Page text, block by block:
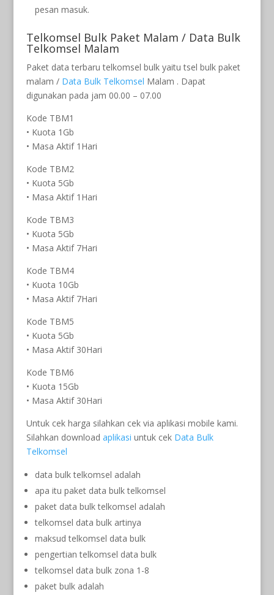
pesan masuk.
Telkomsel Bulk Paket Malam / Data Bulk
Telkomsel Malam
Paket data terbaru telkomsel bulk yaitu tsel bulk paket
malam / Data Bulk Telkomsel Malam . Dapat
digunakan pada jam 00.00 – 07.00
Kode TBM1
• Kuota 1Gb
• Masa Aktif 1Hari
Kode TBM2
• Kuota 5Gb
• Masa Aktif 1Hari
Kode TBM3
• Kuota 5Gb
• Masa Aktif 7Hari
Kode TBM4
• Kuota 10Gb
• Masa Aktif 7Hari
Kode TBM5
• Kuota 5Gb
• Masa Aktif 30Hari
Kode TBM6
• Kuota 15Gb
• Masa Aktif 30Hari
Untuk cek harga silahkan cek via aplikasi mobile kami.
Silahkan download aplikasi untuk cek Data Bulk
Telkomsel
data bulk telkomsel adalah
apa itu paket data bulk telkomsel
paket data bulk telkomsel adalah
telkomsel data bulk artinya
maksud telkomsel data bulk
pengertian telkomsel data bulk
telkomsel data bulk zona 1-8
paket bulk adalah